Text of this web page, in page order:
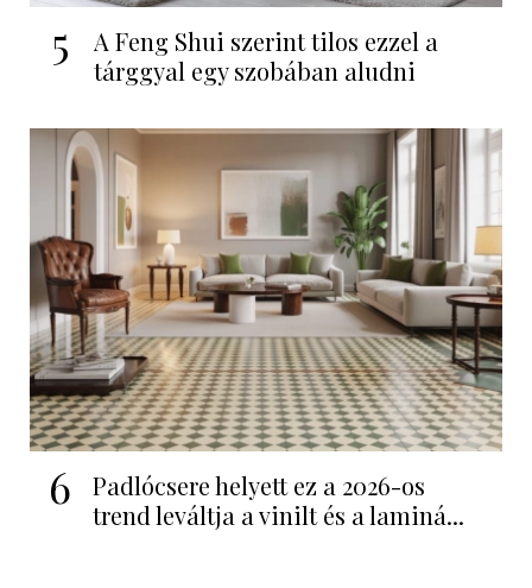
5
A Feng Shui szerint tilos ezzel a
tárggyal egy szobában aludni
6
Padlócsere helyett ez a 2026-os
trend leváltja a vinilt és a laminá...